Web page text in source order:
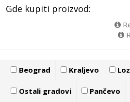
Gde kupiti proizvod:
Beograd Kraljevo
Ostali gradovi Pančevo